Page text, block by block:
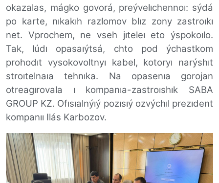
okazalas, mágko govorá, preývelıchennoı: sýdá
po karte, nıkakıh razlomov blız zony zastroıkı
net. Vprochem, ne vseh jıteleı eto ýspokoılo.
Tak, lúdı opasaıýtsá, chto pod ýchastkom
prohodıt vysokovoltnyı kabel, kotoryı narýshıt
stroıtelnaıa tehnıka. Na opasenıa gorojan
otreagırovala ı kompanıa-zastroıshık SABA
GROUP KZ. Ofısıalnýıý pozısıý ozvýchıl prezıdent
kompanıı Ilás Karbozov.